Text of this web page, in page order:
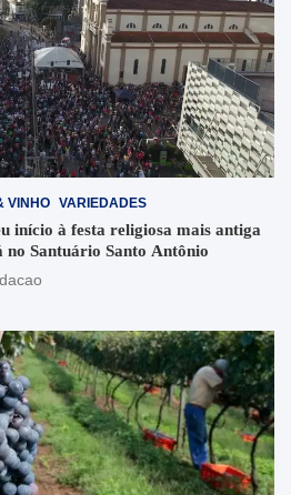
VINHO VARIEDADES
início à festa religiosa mais antiga
Santuário Santo Antônio